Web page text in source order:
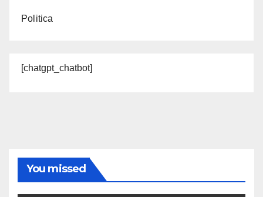
Politica
[chatgpt_chatbot]
You missed